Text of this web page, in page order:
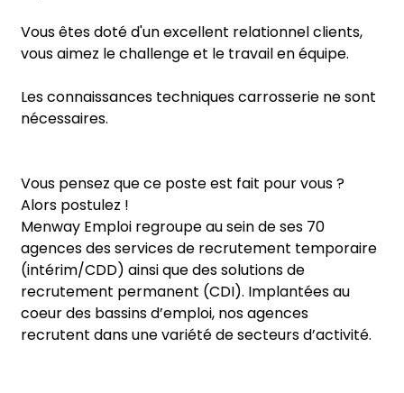
Vous êtes doté d'un excellent relationnel clients,
vous aimez le challenge et le travail en équipe.
Les connaissances techniques carrosserie ne sont
nécessaires.
Vous pensez que ce poste est fait pour vous ?
Alors postulez !
Menway Emploi regroupe au sein de ses 70
agences des services de recrutement temporaire
(intérim/CDD) ainsi que des solutions de
recrutement permanent (CDI). Implantées au
coeur des bassins d’emploi, nos agences
recrutent dans une variété de secteurs d’activité.